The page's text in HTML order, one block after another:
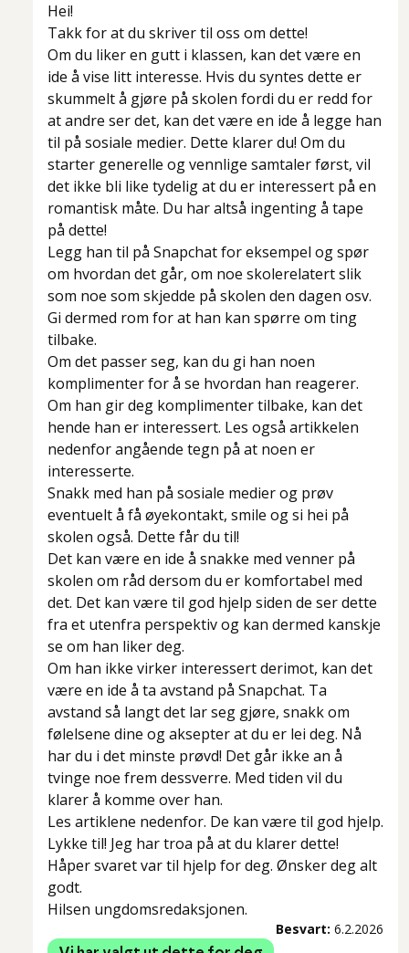
Hei!
Takk for at du skriver til oss om dette!
Om du liker en gutt i klassen, kan det være en
ide å vise litt interesse. Hvis du syntes dette er
skummelt å gjøre på skolen fordi du er redd for
at andre ser det, kan det være en ide å legge han
til på sosiale medier. Dette klarer du! Om du
starter generelle og vennlige samtaler først, vil
det ikke bli like tydelig at du er interessert på en
romantisk måte. Du har altså ingenting å tape
på dette!
Legg han til på Snapchat for eksempel og spør
om hvordan det går, om noe skolerelatert slik
som noe som skjedde på skolen den dagen osv.
Gi dermed rom for at han kan spørre om ting
tilbake.
Om det passer seg, kan du gi han noen
komplimenter for å se hvordan han reagerer.
Om han gir deg komplimenter tilbake, kan det
hende han er interessert. Les også artikkelen
nedenfor angående tegn på at noen er
interesserte.
Snakk med han på sosiale medier og prøv
eventuelt å få øyekontakt, smile og si hei på
skolen også. Dette får du til!
Det kan være en ide å snakke med venner på
skolen om råd dersom du er komfortabel med
det. Det kan være til god hjelp siden de ser dette
fra et utenfra perspektiv og kan dermed kanskje
se om han liker deg.
Om han ikke virker interessert derimot, kan det
være en ide å ta avstand på Snapchat. Ta
avstand så langt det lar seg gjøre, snakk om
følelsene dine og aksepter at du er lei deg. Nå
har du i det minste prøvd! Det går ikke an å
tvinge noe frem dessverre. Med tiden vil du
klarer å komme over han.
Les artiklene nedenfor. De kan være til god hjelp.
Lykke til! Jeg har troa på at du klarer dette!
Håper svaret var til hjelp for deg. Ønsker deg alt
godt.
Hilsen ungdomsredaksjonen.
Besvart: 6.2.2026